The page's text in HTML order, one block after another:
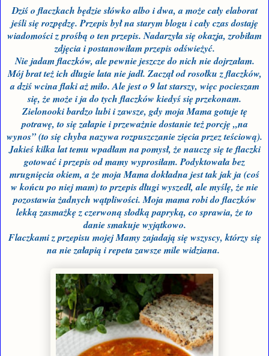
Dziś o flaczkach będzie słówko albo i dwa, a może cały elaborat
jeśli się rozpędzę. Przepis był na starym blogu i cały czas dostaję
wiadomości z prośbą o ten przepis. Nadarzyła się okazja, zrobiłam
zdjęcia i postanowiłam przepis odświeżyć.
Nie jadam flaczków, ale pewnie jeszcze do nich nie dojrzałam.
Mój brat też ich długie lata nie jadł.Zaczął od rosołku z flaczków,
a dziś wcina flaki aż miło. Ale jest o 9 lat starszy, więc pocieszam
się, że może i ja do tych flaczków kiedyś się przekonam.
Zielonooki bardzo lubi i zawsze, gdy moja Mama gotuje tę
potrawę, to się załapie i przeważnie dostanie też porcję „na
wynos” (to się chyba nazywa rozpuszczanie zięcia przez teściową).
Jakieś kilka lat temu wpadłam na pomysł, że nauczę się te flaczki
gotować i przepis od mamy wyprosiłam. Podyktowała bez
mrugnięcia okiem, a że moja Mama dokładna jest tak jak ja (coś
w końcu po niej mam) to przepis długi wyszedł, ale myślę, że nie
pozostawia żadnych wątpliwości. Moja mama robi do flaczków
lekką zasmażkę z czerwoną słodką papryką, co sprawia, że to
danie smakuje wyjątkowo.
Flaczkami z przepisu mojej Mamy zajadają się wszyscy, którzy się
na nie załapią i repeta zawsze mile widziana.